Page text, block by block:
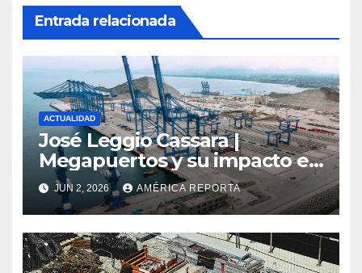
Entrada relacionada
ACTUALIDAD
José Leggio Cassara |
Megapuertos y su impacto en
el turismo y el comercio
global
JUN 2, 2026 AMÉRICA REPORTA